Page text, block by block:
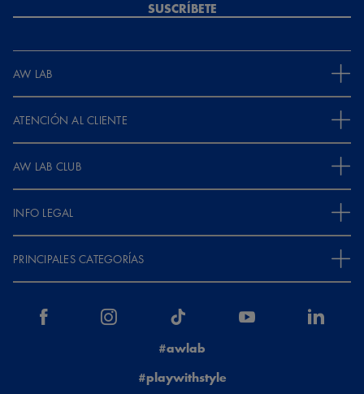
SUSCRÍBETE
AW LAB
ATENCIÓN AL CLIENTE
AW LAB CLUB
INFO LEGAL
PRINCIPALES CATEGORÍAS
#awlab
#playwithstyle